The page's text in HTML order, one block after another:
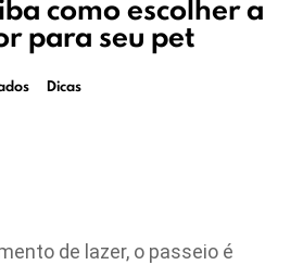
como escolher a
para seu pet
Dicas
de lazer, o passeio é